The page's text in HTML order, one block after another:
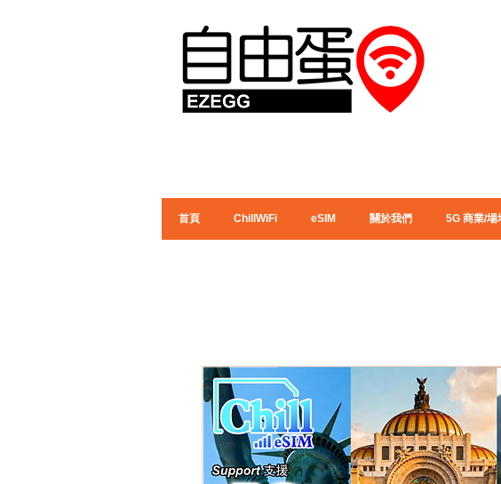
首頁 ChillWiFi eSIM 關於我們 5G 商業/場